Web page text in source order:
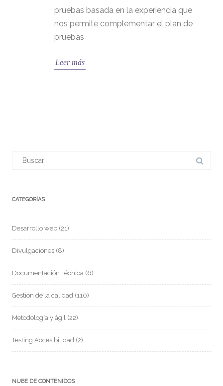
pruebas basada en la experiencia que
nos permite complementar el plan de
pruebas
Leer más
CATEGORÍAS
Desarrollo web (21)
Divulgaciones (8)
Documentación Técnica (6)
Gestión de la calidad (110)
Metodología y ágil (22)
Testing Accesibilidad (2)
NUBE DE CONTENIDOS